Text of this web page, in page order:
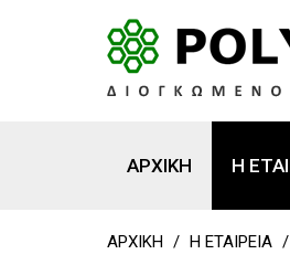
ΑΡΧΙΚΗ Η
ΑΡΧΙΚΗ / Η ΕΤΑΙΡΕΙΑ /